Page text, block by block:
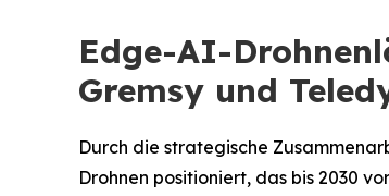
Edge-AI-
Gremsy und
Durch die strategische
Drohnen positioniert, das bis 2030